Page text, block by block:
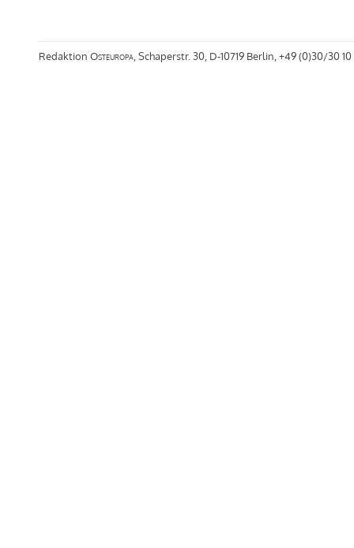
Redaktion Osteuropa , Schaperstr. 30, D-10719 Berlin, +49 (0)30/30